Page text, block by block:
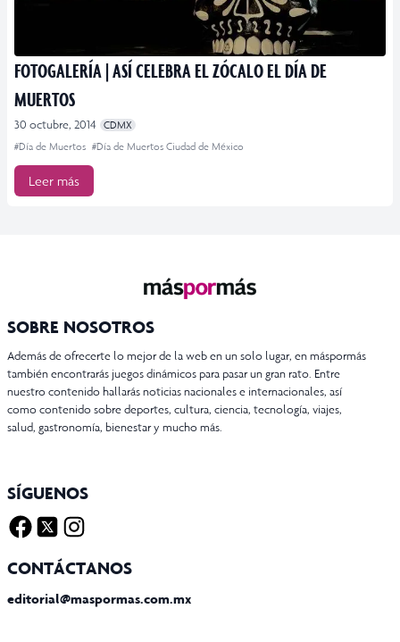
FOTOGALERÍA | ASÍ CELEBRA EL ZÓCALO EL DÍA DE
MUERTOS
30 octubre, 2014
CDMX
#Día de Muertos #Día de Muertos Ciudad de México
Leer más
SOBRE NOSOTROS
Además de ofrecerte lo mejor de la web en un solo lugar, en máspormás
también encontrarás juegos dinámicos para pasar un gran rato. Entre
nuestro contenido hallarás noticias nacionales e internacionales, así
como contenido sobre deportes, cultura, ciencia, tecnología, viajes,
salud, gastronomía, bienestar y mucho más.
SÍGUENOS
CONTÁCTANOS
editorial@maspormas.com.mx